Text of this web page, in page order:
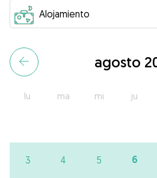
agosto
lu ma mi ju
3 4 5 6